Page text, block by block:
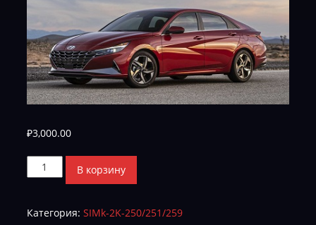
₽3,000.00
Количество
товара
CERATO
В корзину
Категория: SIMk-2K-250/251/259